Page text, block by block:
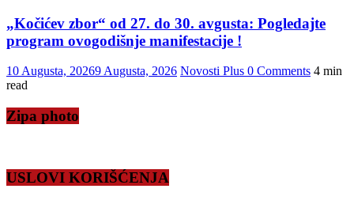
„Kočićev zbor“ od 27. do 30. avgusta: Pogledajte
program ovogodišnje manifestacije !
10 Augusta, 20269 Augusta, 2026 Novosti Plus 0 Comments 4 min
read
Zipa photo
USLOVI KORIŠĆENJA